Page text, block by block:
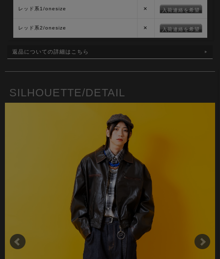
レッド系1/onesize × 入荷連絡を希望
レッド系2/onesize × 入荷連絡を希望
返品についての詳細はこちら
SILHOUETTE/DETAIL